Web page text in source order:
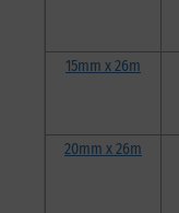
15mm x 26m
20mm x 26m